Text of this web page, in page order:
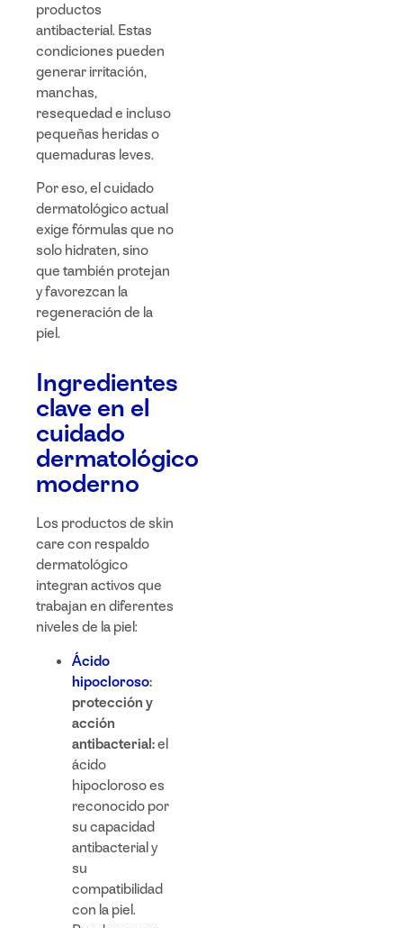
productos
antibacterial. Estas
condiciones pueden
generar irritación,
manchas,
resequedad e incluso
pequeñas heridas o
quemaduras leves.
Por eso, el cuidado
dermatológico actual
exige fórmulas que no
solo hidraten, sino
que también protejan
y favorezcan la
regeneración de la
piel.
Ingredientes
clave en el
cuidado
dermatológico
moderno
Los productos de skin
care con respaldo
dermatológico
integran activos que
trabajan en diferentes
niveles de la piel:
Ácido
hipocloroso:
protección y
acción
antibacterial:el
ácido
hipocloroso es
reconocido por
su capacidad
antibacterial y
su
compatibilidad
con la piel.